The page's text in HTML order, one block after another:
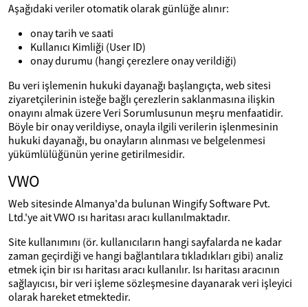
Aşağıdaki veriler otomatik olarak günlüğe alınır:
onay tarih ve saati
Kullanıcı Kimliği (User ID)
onay durumu (hangi çerezlere onay verildiği)
Bu veri işlemenin hukuki dayanağı başlangıçta, web sitesi
ziyaretçilerinin isteğe bağlı çerezlerin saklanmasına ilişkin
onayını almak üzere Veri Sorumlusunun meşru menfaatidir.
Böyle bir onay verildiyse, onayla ilgili verilerin işlenmesinin
hukuki dayanağı, bu onayların alınması ve belgelenmesi
yükümlülüğünün yerine getirilmesidir.
VWO
Web sitesinde Almanya'da bulunan Wingify Software Pvt.
Ltd.'ye ait VWO ısı haritası aracı kullanılmaktadır.
Site kullanımını (ör. kullanıcıların hangi sayfalarda ne kadar
zaman geçirdiği ve hangi bağlantılara tıkladıkları gibi) analiz
etmek için bir ısı haritası aracı kullanılır. Isı haritası aracının
sağlayıcısı, bir veri işleme sözleşmesine dayanarak veri işleyici
olarak hareket etmektedir.